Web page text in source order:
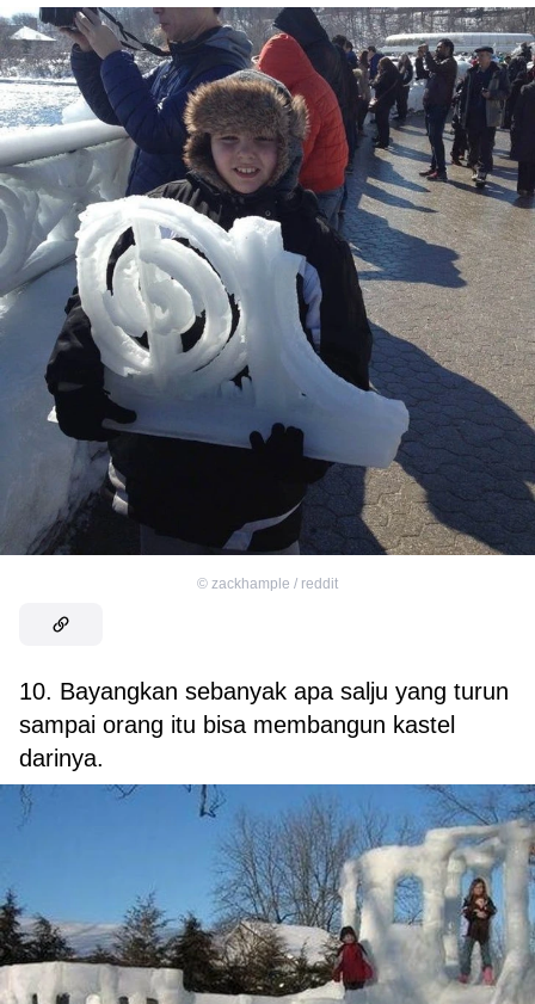
© zackhample / reddit
10. Bayangkan sebanyak apa salju yang turun
sampai orang itu bisa membangun kastel
darinya.